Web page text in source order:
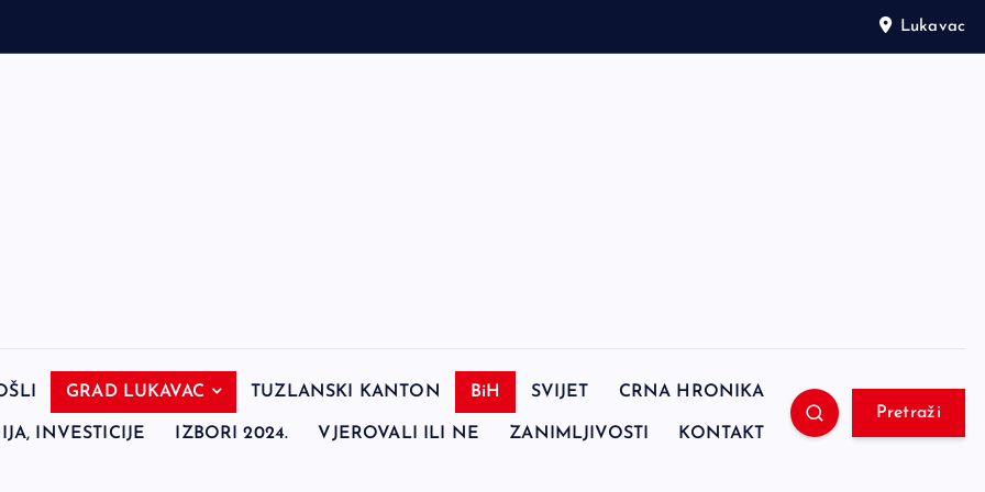
Lukavac
GRAD LUKAVAC TUZLANSKI KANTON BiH SVIJET CRNA HRONIKA
INVESTICIJE IZBORI 2024. VJEROVALI ILI NE ZANIMLJIVOSTI KONTAKT
Pretraži